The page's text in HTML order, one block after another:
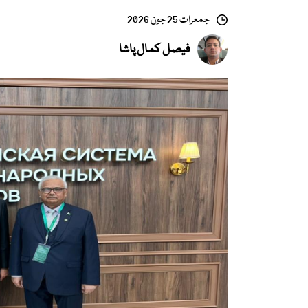
جمعرات 25 جون 2026
فیصل کمال پاشا